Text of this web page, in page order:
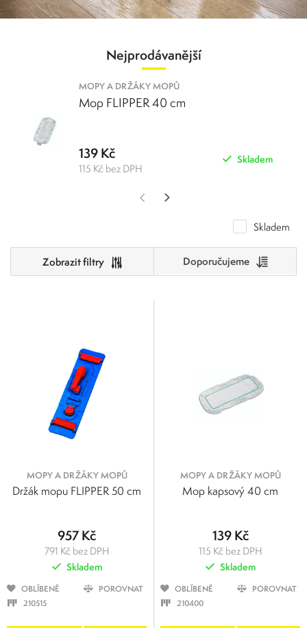
Nejprodávanější
MOPY A DRŽÁKY MOPŮ
Mop FLIPPER 40 cm
139 Kč
115 Kč bez DPH
Skladem
Skladem
Doporučujeme
751
Kärcher PROFI
EAST MOP spol. s.r.o.
MOPY A DRŽÁKY MOPŮ
Držák mopu FLIPPER 50 cm
957 Kč
791 Kč bez DPH
Skladem
OBLÍBENÉ
POROVNAT
210515
MOPY A DRŽÁKY MOPŮ
Mop kapsový 40 cm
139 Kč
115 Kč bez DPH
Skladem
OBLÍBENÉ
POROVNAT
210400